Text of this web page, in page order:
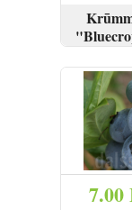
SKATĪT
7.00
Valentīndiena
Reģistrēties